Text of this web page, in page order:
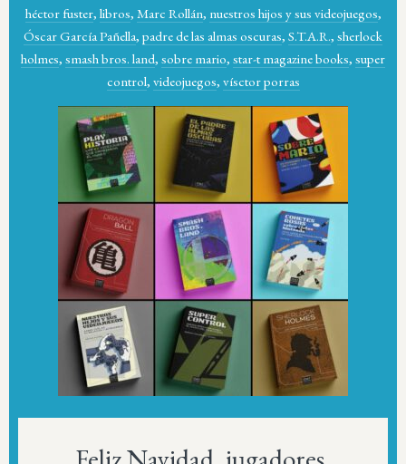
héctor fuster, libros, Marc Rollán, nuestros hijos y sus videojuegos,
Óscar García Pañella, padre de las almas oscuras, S.T.A.R., sherlock
holmes, smash bros. land, sobre mario, star-t magazine books, super
control, videojuegos, vísctor porras